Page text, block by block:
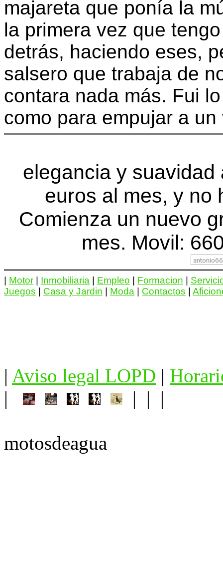
majareta que ponía la
la primera vez que
detrás, haciendo eses,
salsero que trabaja de
contara nada más. Fui
como para empujar a
elegancia y
euros al mes, y no
Comienza un nuevo
mes. Movil:
Motor Inmobiliaria Empleo Formacion
Juegos
Casa y Jardin Moda Contactos
| Aviso legal LOPD |
|
| | |
motosdeagua